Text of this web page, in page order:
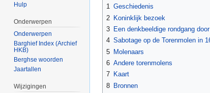
1 Geschiedenis
2 Koninklijk bezoek
3 Een denkbeeldige rondgang
4 Sabotage op de Torenmolen in
5 Molenaars
6 Andere torenmolens
7 Kaart
8 Bronnen
Hulp
Onderwerpen
Onderwerpen
Barghief Index (Archief
HKB)
Berghse woorden
Jaartallen
Wijzigingen